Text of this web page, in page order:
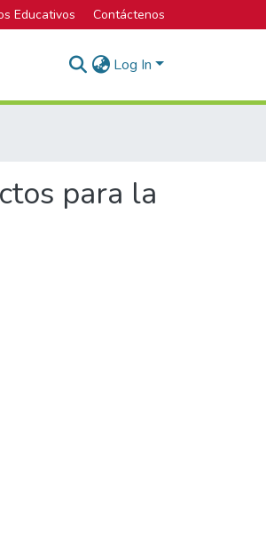
Educativos Contáctenos
Log In
para la